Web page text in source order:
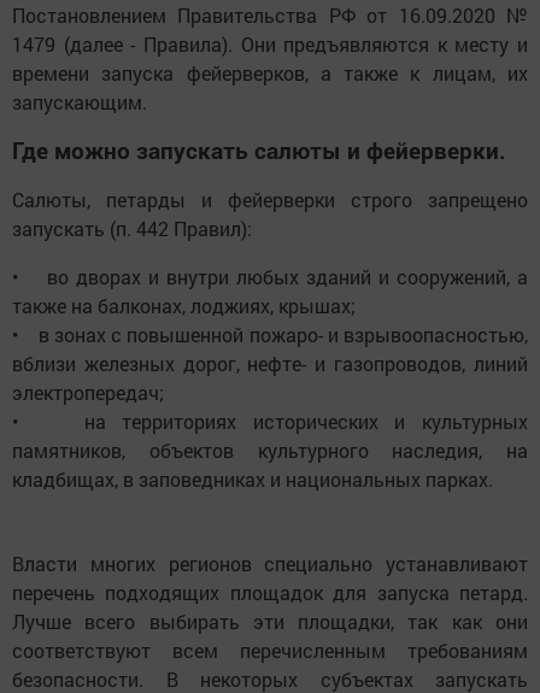
Постановлением Правительства РФ от 16.09.2020 №
1479 (далее - Правила). Они предъявляются к месту и
времени запуска фейерверков, а также к лицам, их
запускающим.
Где можно запускать салюты и фейерверки.
Салюты, петарды и фейерверки строго запрещено
запускать (п. 442 Правил):
• во дворах и внутри любых зданий и сооружений, а
также на балконах, лоджиях, крышах;
• в зонах с повышенной пожаро- и взрывоопасностью,
вблизи железных дорог, нефте- и газопроводов, линий
электропередач;
• на территориях исторических и культурных
памятников, объектов культурного наследия, на
кладбищах, в заповедниках и национальных парках.
Власти многих регионов специально устанавливают
перечень подходящих площадок для запуска петард.
Лучше всего выбирать эти площадки, так как они
соответствуют всем перечисленным требованиям
безопасности. В некоторых субъектах запускать